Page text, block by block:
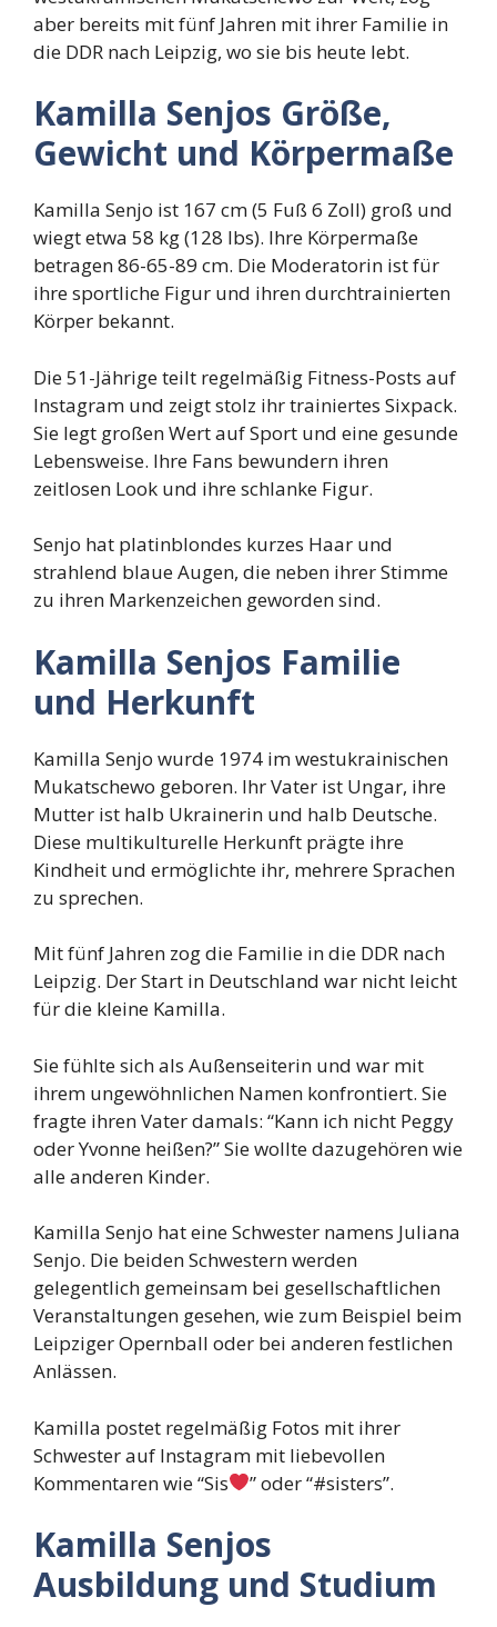
aber bereits mit fünf Jahren mit ihrer Familie in
die DDR nach Leipzig, wo sie bis heute lebt.
Kamilla Senjos Größe,
Gewicht und Körpermaße
Kamilla Senjo ist 167 cm (5 Fuß 6 Zoll) groß und
wiegt etwa 58 kg (128 lbs). Ihre Körpermaße
betragen 86-65-89 cm. Die Moderatorin ist für
ihre sportliche Figur und ihren durchtrainierten
Körper bekannt.
Die 51-Jährige teilt regelmäßig Fitness-Posts auf
Instagram und zeigt stolz ihr trainiertes Sixpack.
Sie legt großen Wert auf Sport und eine gesunde
Lebensweise. Ihre Fans bewundern ihren
zeitlosen Look und ihre schlanke Figur.
Senjo hat platinblondes kurzes Haar und
strahlend blaue Augen, die neben ihrer Stimme
zu ihren Markenzeichen geworden sind.
Kamilla Senjos Familie
und Herkunft
Kamilla Senjo wurde 1974 im westukrainischen
Mukatschewo geboren. Ihr Vater ist Ungar, ihre
Mutter ist halb Ukrainerin und halb Deutsche.
Diese multikulturelle Herkunft prägte ihre
Kindheit und ermöglichte ihr, mehrere Sprachen
zu sprechen.
Mit fünf Jahren zog die Familie in die DDR nach
Leipzig. Der Start in Deutschland war nicht leicht
für die kleine Kamilla.
Sie fühlte sich als Außenseiterin und war mit
ihrem ungewöhnlichen Namen konfrontiert. Sie
fragte ihren Vater damals: “Kann ich nicht Peggy
oder Yvonne heißen?” Sie wollte dazugehören wie
alle anderen Kinder.
Kamilla Senjo hat eine Schwester namens Juliana
Senjo. Die beiden Schwestern werden
gelegentlich gemeinsam bei gesellschaftlichen
Veranstaltungen gesehen, wie zum Beispiel beim
Leipziger Opernball oder bei anderen festlichen
Anlässen.
Kamilla postet regelmäßig Fotos mit ihrer
Schwester auf Instagram mit liebevollen
Kommentaren wie “Sis
” oder “#sisters”.
Kamilla Senjos
Ausbildung und Studium